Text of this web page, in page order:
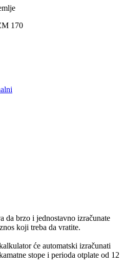
170
da brzo i jednostavno izračunate
koji treba da vratite.
će automatski izračunati
stope i perioda otplate od 12